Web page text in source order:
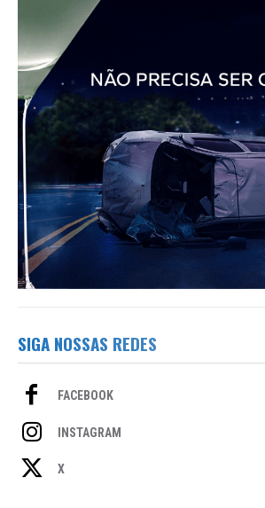
SIGA NOSSAS REDES
FACEBOOK
INSTAGRAM
X